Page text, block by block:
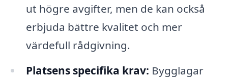
ut högre avgifter, men de kan också
erbjuda bättre kvalitet och mer
värdefull rådgivning.
Platsens specifika krav: Bygglagar